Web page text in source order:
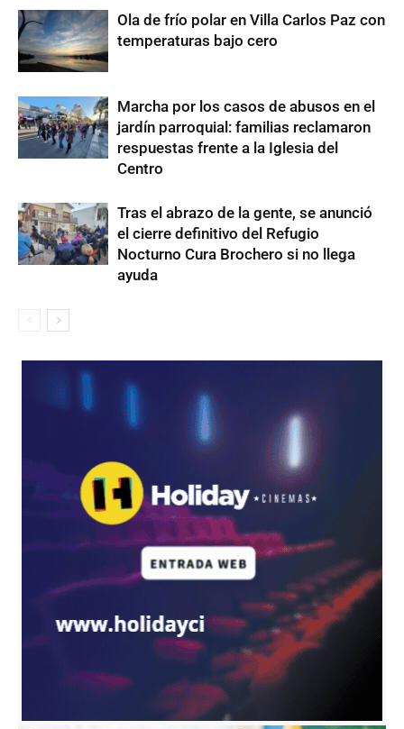
Ola de frío polar en Villa Carlos Paz con
temperaturas bajo cero
Marcha por los casos de abusos en el
jardín parroquial: familias reclamaron
respuestas frente a la Iglesia del
Centro
Tras el abrazo de la gente, se anunció
el cierre definitivo del Refugio
Nocturno Cura Brochero si no llega
ayuda